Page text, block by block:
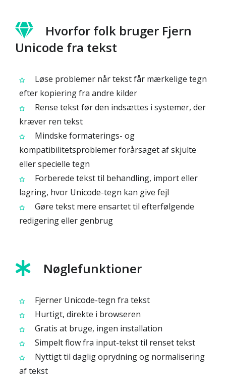
Hvorfor folk bruger Fjern
Unicode fra tekst
Løse problemer når tekst får mærkelige tegn
efter kopiering fra andre kilder
Rense tekst før den indsættes i systemer, der
kræver ren tekst
Mindske formaterings- og
kompatibilitetsproblemer forårsaget af skjulte
eller specielle tegn
Forberede tekst til behandling, import eller
lagring, hvor Unicode-tegn kan give fejl
Gøre tekst mere ensartet til efterfølgende
redigering eller genbrug
Nøglefunktioner
Fjerner Unicode-tegn fra tekst
Hurtigt, direkte i browseren
Gratis at bruge, ingen installation
Simpelt flow fra input-tekst til renset tekst
Nyttigt til daglig oprydning og normalisering
af tekst